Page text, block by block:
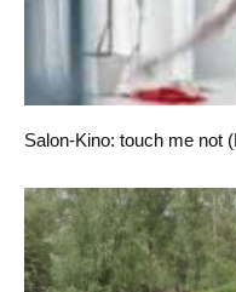
Salon-Kino: touch me not